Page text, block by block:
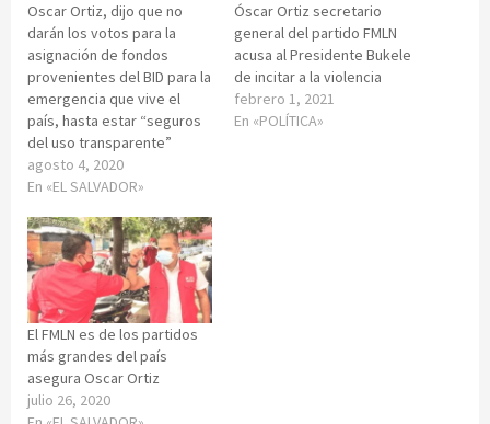
Oscar Ortiz, dijo que no
darán los votos para la
asignación de fondos
provenientes del BID para la
emergencia que vive el
país, hasta estar “seguros
del uso transparente”
agosto 4, 2020
En «EL SALVADOR»
Óscar Ortiz secretario
general del partido FMLN
acusa al Presidente Bukele
de incitar a la violencia
febrero 1, 2021
En «POLÍTICA»
El FMLN es de los partidos
más grandes del país
asegura Oscar Ortiz
julio 26, 2020